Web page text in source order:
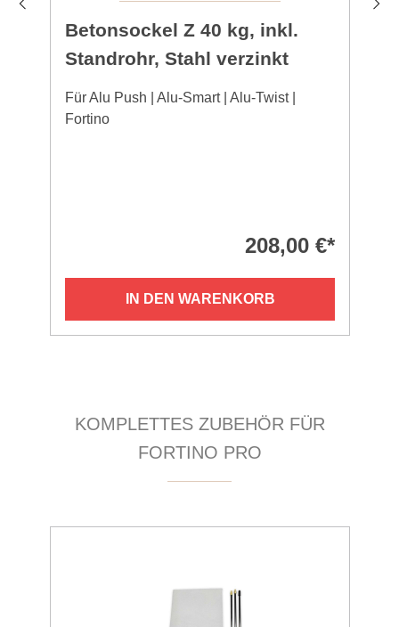
Betonsockel Z 40 kg, inkl.
Standrohr, Stahl verzinkt
Für Alu Push | Alu-Smart | Alu-Twist |
Fortino
208,00 €*
IN DEN WARENKORB
KOMPLETTES ZUBEHÖR FÜR
FORTINO PRO